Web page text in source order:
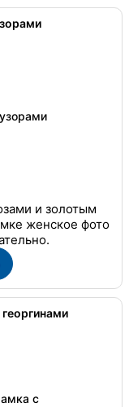
и золотым
женское фото